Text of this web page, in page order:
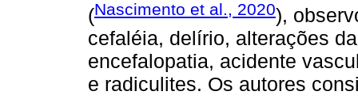
(Nascimento et al., 2020),
cefaléia, delírio, alterações
encefalopatia, acidente
e radiculites. Os autores